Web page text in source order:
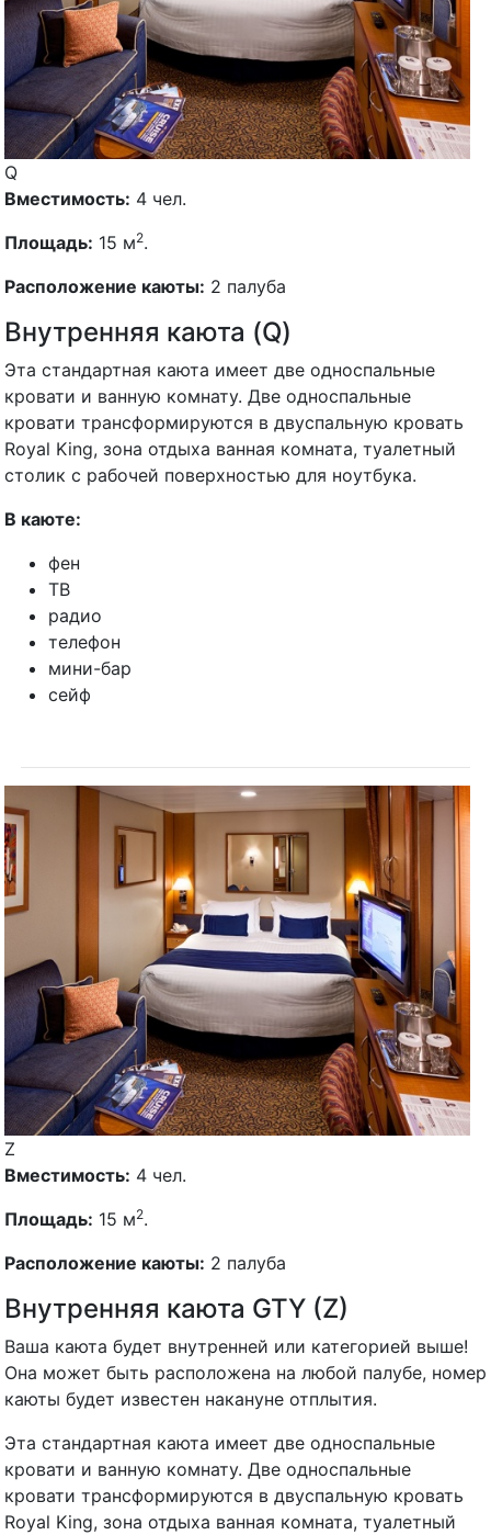
Q
Вместимость: 4 чел.
Площадь: 15 м2.
Расположение каюты: 2 палуба
Внутренняя каюта (Q)
Эта стандартная каюта имеет две односпальные
кровати и ванную комнату. Две односпальные
кровати трансформируются в двуспальную кровать
Royal King, зона отдыха ванная комната, туалетный
столик с рабочей поверхностью для ноутбука.
В каюте:
фен
ТВ
радио
телефон
мини-бар
сейф
Z
Вместимость: 4 чел.
Площадь: 15 м2.
Расположение каюты: 2 палуба
Внутренняя каюта GTY (Z)
Ваша каюта будет внутренней или категорией выше!
Она может быть расположена на любой палубе, номер
каюты будет известен накануне отплытия.
Эта стандартная каюта имеет две односпальные
кровати и ванную комнату. Две односпальные
кровати трансформируются в двуспальную кровать
Royal King, зона отдыха ванная комната, туалетный